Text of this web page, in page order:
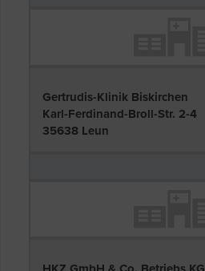
Gertrudis-Klinik Biskirchen
Karl-Ferdinand-Broll-Str. 2-4
35638 Leun